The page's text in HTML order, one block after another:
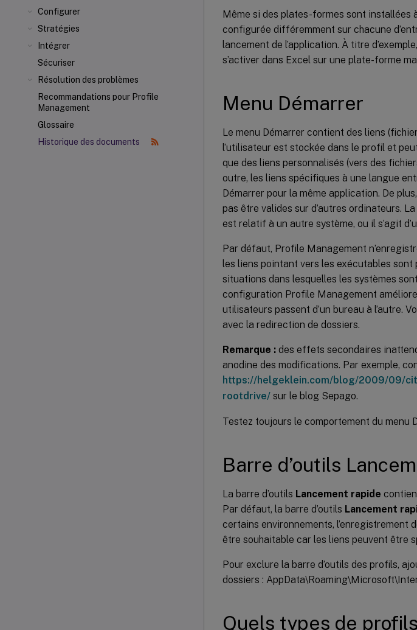
Configurer
Stratégies
Intégrer
Sécuriser
Résolution des problèmes
Recommandations pour Profile
Management
Glossaire
Historique des documents
Même si des plates-formes sont installées
configurée différemment sur chacune
lancement de l’application. À titre
s’activer dans Excel sur une plate-forme
Menu Démarrer
Le menu Démarrer contient des liens
l’utilisateur est stockée dans le profil et
que des liens personnalisés (vers des
outre, les liens spécifiques à une langue
Démarrer pour la même application. De
pas être valides sur d’autres ordinateurs.
est relatif à un autre système, ou il s’agit
Par défaut, Profile Management
les liens pointant vers les exécutables
situations dans lesquelles les systèmes
configuration Profile Management améliore
utilisateurs passent d’un bureau à l’autre.
avec la redirection de dossiers.
Remarque : des effets secondaires
anodine des modifications. Par exemple,
https://helgeklein.com/blog/2009/09/
rootdrive/ sur le blog Sepago.
Testez toujours le comportement du menu
Barre d’outils
La barre d’outils Lancement rapide
Par défaut, la barre d’outils Lancement
certains environnements, l’enregistrement
être souhaitable car les liens peuvent être
Pour exclure la barre d’outils des profils,
dossiers :
Quels types de